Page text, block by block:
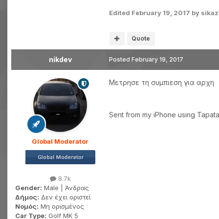
Edited February 19, 2017 by sikaz
Quote
nikdev
Global Moderator
8.7k
Gender: Male | Άνδρας
Δήμος: Δεν έχει οριστεί
Νομός: Μη ορισμένος
Car Type: Golf MK 5
Posted February 19, 2017
Μετρησε τη συμπιεση για αρχη
Sent from my iPhone using